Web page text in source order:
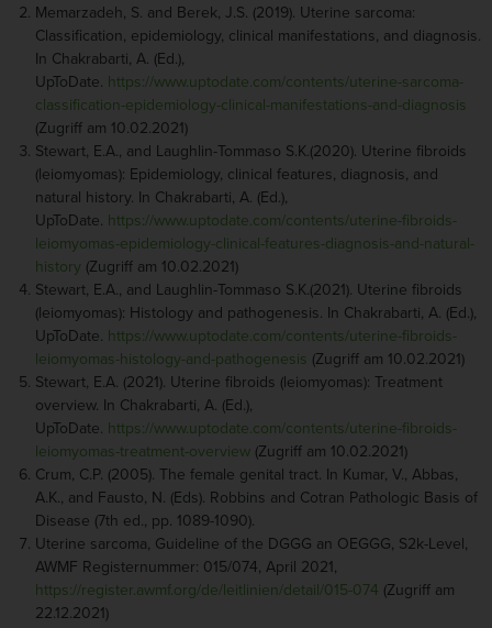
Memarzadeh, S. and Berek, J.S. (2019). Uterine sarcoma:
Classification, epidemiology, clinical manifestations, and diagnosis.
In Chakrabarti, A. (Ed.),
UpToDate. https://www.uptodate.com/contents/uterine-sarcoma-
classification-epidemiology-clinical-manifestations-and-diagnosis
(Zugriff am 10.02.2021)
Stewart, E.A., and Laughlin-Tommaso S.K.(2020). Uterine fibroids
(leiomyomas): Epidemiology, clinical features, diagnosis, and
natural history. In Chakrabarti, A. (Ed.),
UpToDate. https://www.uptodate.com/contents/uterine-fibroids-
leiomyomas-epidemiology-clinical-features-diagnosis-and-natural-
history (Zugriff am 10.02.2021)
Stewart, E.A., and Laughlin-Tommaso S.K.(2021). Uterine fibroids
(leiomyomas): Histology and pathogenesis. In Chakrabarti, A. (Ed.),
UpToDate. https://www.uptodate.com/contents/uterine-fibroids-
leiomyomas-histology-and-pathogenesis (Zugriff am 10.02.2021)
Stewart, E.A. (2021). Uterine fibroids (leiomyomas): Treatment
overview. In Chakrabarti, A. (Ed.),
UpToDate. https://www.uptodate.com/contents/uterine-fibroids-
leiomyomas-treatment-overview (Zugriff am 10.02.2021)
Crum, C.P. (2005). The female genital tract. In Kumar, V., Abbas,
A.K., and Fausto, N. (Eds). Robbins and Cotran Pathologic Basis of
Disease (7th ed., pp. 1089-1090).
Uterine sarcoma, Guideline of the DGGG an OEGGG, S2k-Level,
AWMF Registernummer: 015/074, April 2021,
https://register.awmf.org/de/leitlinien/detail/015-074 (Zugriff am
22.12.2021)